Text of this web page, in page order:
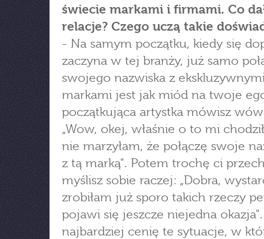
świecie markami i firmami. Co
relacje? Czego uczą takie
- Na samym początku, kiedy się
zaczyna w tej branży, już samo
swojego nazwiska z
markami jest jak miód na twoje
początkująca artystka mówisz
„Wow, okej, właśnie o to mi
nie marzyłam, że połączę swoje
z tą marką". Potem trochę ci
myślisz sobie raczej: „Dobra,
zrobiłam już sporo takich rzeczy
pojawi się jeszcze niejedna
najbardziej cenię te sytuacje, w